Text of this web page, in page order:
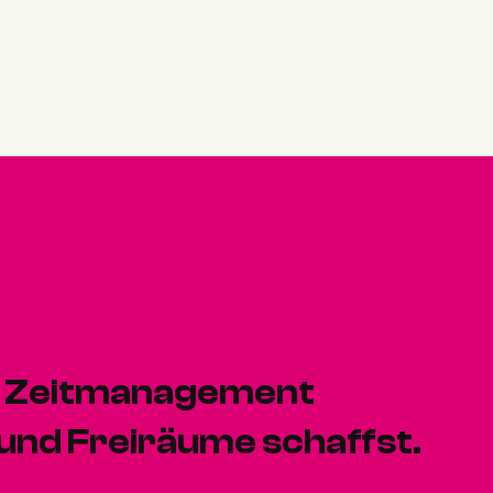
Zeitmanagement
Freiräume schaffst.